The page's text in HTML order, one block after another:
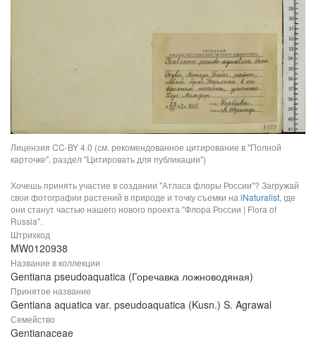
Лицензия CC-BY 4.0 (см. рекомендованное цитирование в "Полной
карточке", раздел "Цитировать для публикации")
Хочешь принять участие в создании "Атласа флоры России"? Загружай
свои фотографии растений в природе и точку съемки на iNaturalist, где
они станут частью нашего нового проекта "Флора России | Flora of
Russia".
Штрихкод
MW0120938
Название в коллекции
Gentiana pseudoaquatica (Горечавка ложноводяная)
Принятое название
Gentiana aquatica var. pseudoaquatica (Kusn.) S. Agrawal
Семейство
Gentianaceae